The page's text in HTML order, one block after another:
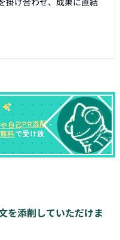
自己PR添削・
無料で受け放
を添削していただけま